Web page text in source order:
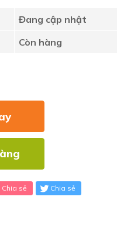
Đang cập nhật
Còn hàng
Chia sẻ Chia sẻ